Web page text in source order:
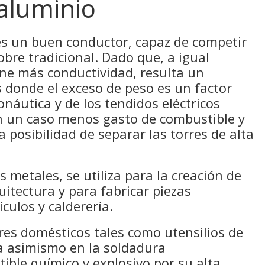
un buen conductor, capaz de competir
tradicional. Dado que, a igual
más conductividad, resulta un
el exceso de peso es un factor
y de los tendidos eléctricos
caso menos gasto de combustible y
posibilidad de separar las torres de alta
metales, se utiliza para la creación de
y para fabricar piezas
y calderería.
domésticos tales como utensilios de
asimismo en la soldadura